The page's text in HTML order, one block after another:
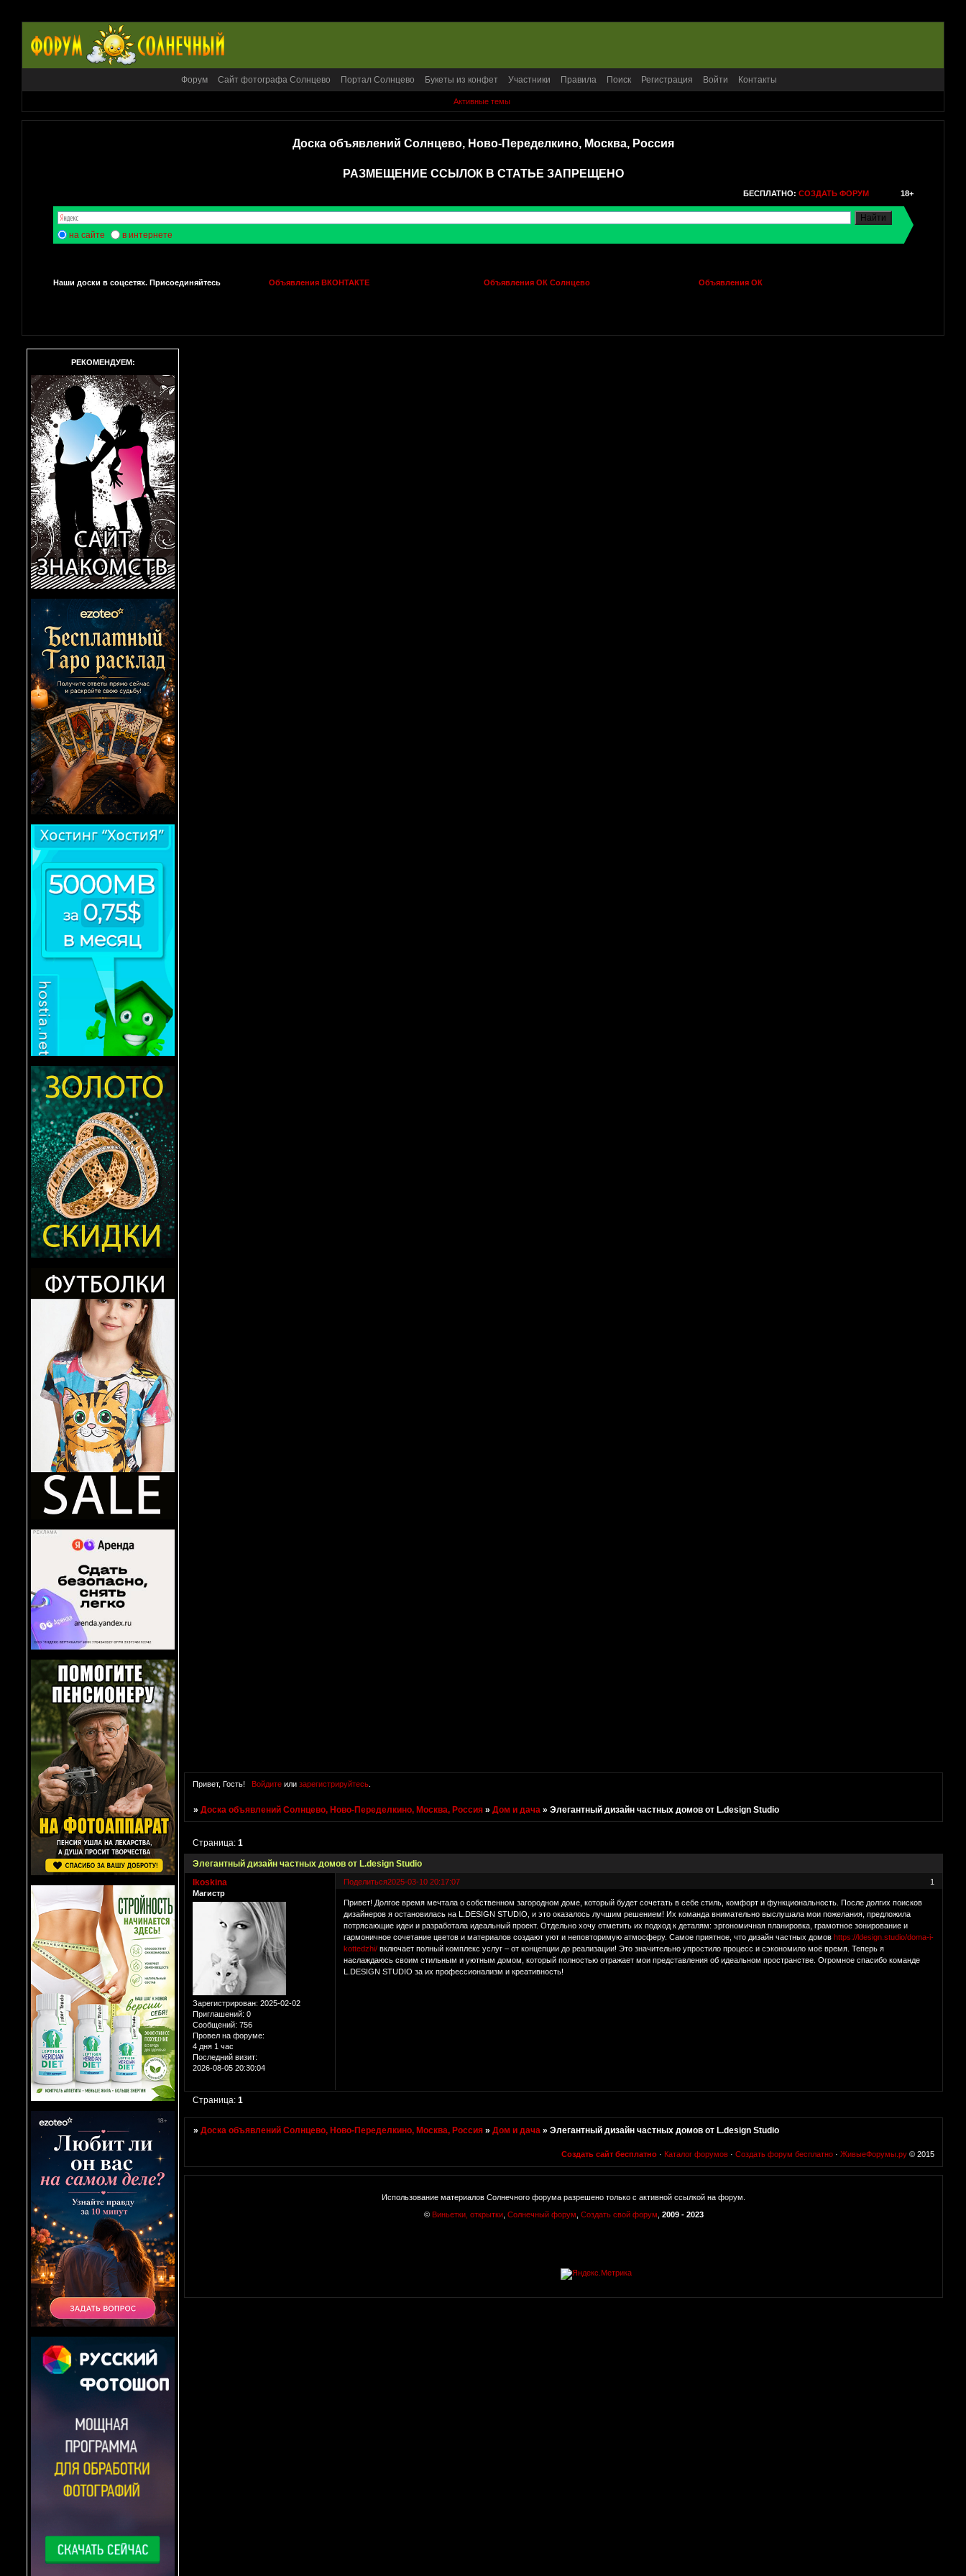
Форум Сайт фотографа Солнцево Портал Солнцево Букеты из конфет Участники Правила Поиск Регистрация Войти Контакты
Активные темы
Доска объявлений Солнцево, Ново-Переделкино, Москва, Россия
РАЗМЕЩЕНИЕ ССЫЛОК В СТАТЬЕ ЗАПРЕЩЕНО
БЕСПЛАТНО: СОЗДАТЬ ФОРУМ 18+
на сайте в интернете
Наши доски в соцсетях. Присоединяйтесь Объявления ВКОНТАКТЕ Объявления ОК Солнцево Объявления ОК
РЕКОМЕНДУЕМ:
Привет, Гость! Войдитеили зарегистрируйтесь.
»Доска объявлений Солнцево, Ново-Переделкино, Москва, Россия »Дом и дача »Элегантный дизайн частных домов от L.design Studio
Элегантный дизайн частных домов от L.design Studio
Страница:1
Поделиться 1
2025-03-10 20:17:07
lkoskina
Магистр
Зарегистрирован: 2025-02-02
Приглашений: 0
Сообщений: 756
Провел на форуме:
4 дня 1 час
Последний визит:
2026-08-05 20:30:04
Привет! Долгое время мечтала о собственном загородном доме, который будет сочетать в себе стиль, комфорт и функциональность. После долгих поисков
дизайнеров я остановилась на L.DESIGN STUDIO, и это оказалось лучшим решением! Их команда внимательно выслушала мои пожелания, предложила
потрясающие идеи и разработала идеальный проект. Отдельно хочу отметить их подход к деталям: эргономичная планировка, грамотное зонирование и
гармоничное сочетание цветов и материалов создают уют и неповторимую атмосферу. Самое приятное, что дизайн частных домов https://ldesign.studio/doma-i-
kottedzhi/ включает полный комплекс услуг – от концепции до реализации! Это значительно упростило процесс и сэкономило моё время. Теперь я
наслаждаюсь своим стильным и уютным домом, который полностью отражает мои представления об идеальном пространстве. Огромное спасибо команде
L.DESIGN STUDIO за их профессионализм и креативность!
Страница:1
»Доска объявлений Солнцево, Ново-Переделкино, Москва, Россия »Дом и дача »Элегантный дизайн частных домов от L.design Studio
Создать сайт бесплатно · Каталог форумов · Создать форум бесплатно · ЖивыеФорумы.ру © 2015
Использование материалов Солнечного форума разрешено только с активной ссылкой на форум.
© Виньетки, открытки, Солнечный форум Создать свой форум 2009 - 2023